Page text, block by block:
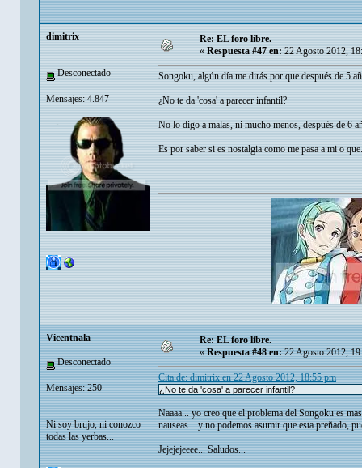
dimitrix
Desconectado
Mensajes: 4.847
Re: EL foro libre.
« Respuesta #47 en: 22 Agosto 2012,
Songoku, algún día me dirás por que después de 5
¿No te da 'cosa' a parecer infantil?
No lo digo a malas, ni mucho menos, después de 6
Es por saber si es nostalgia como me pasa a mi o que.
Vicentnala
Desconectado
Mensajes: 250
Ni soy brujo, ni conozco
todas las yerbas...
Re: EL foro libre.
«Respuesta #48 en:22 Agosto 2012,
Cita de: dimitrix en 22 Agosto 2012, 18:55 pm
¿No te da 'cosa' a parecer infantil?
Naaaa... yo creo que el problema del Songoku es
nauseas... y no podemos asumir que esta preñado,
Jejejejeeee... Saludos...